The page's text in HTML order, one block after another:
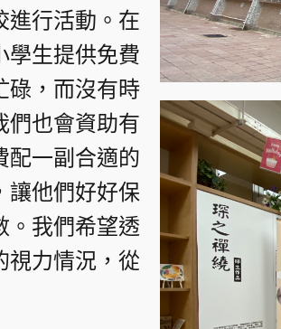
進行活動。在
學生提供免費
碌，而沒有時
們也會資助有
配一副合適的
讓他們好好保
。我們希望透
視力情況，從